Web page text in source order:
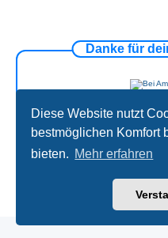
Diese Website nutzt
bestmöglichen Komfort
bieten. Mehr erfahren
Danke für